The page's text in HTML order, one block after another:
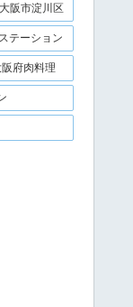
大阪市淀川区
テーション
阪府肉料理